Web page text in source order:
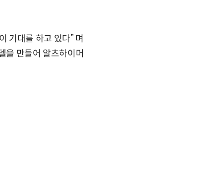
기대를 하고 있다” 며
을 만들어 알츠하이머